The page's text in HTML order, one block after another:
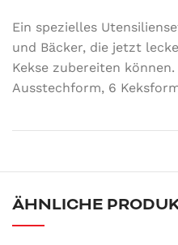
Ein spezielles
und Bäcker, die jetzt
Kekse zubereiten
Ausstechform, 6
ÄHNLICHE